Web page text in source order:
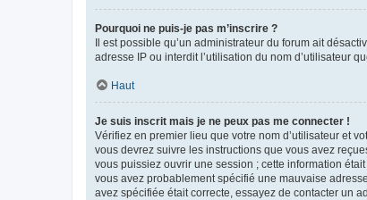
Pourquoi ne puis-je pas m’inscrire ?
Il est possible qu’un administrateur du forum ait
adresse IP ou interdit l’utilisation du nom d’utilisateur
Haut
Je suis inscrit mais je ne peux pas me connecter !
Vérifiez en premier lieu que votre nom d’utilisateur et
vous devrez suivre les instructions que vous avez
vous puissiez ouvrir une session ; cette information
vous avez probablement spécifié une mauvaise
avez spécifiée était correcte, essayez de contacter un